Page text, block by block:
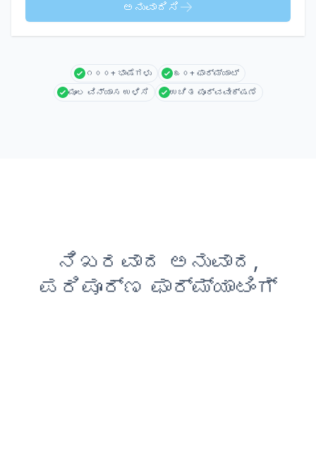
ಅನುವಾದಿಸಿ
೧೦೦+ ಭಾಷೆಗಳು
೩೦+ ಫಾರ್ಮ್ಯಾಟ್
ಮೂಲ ವಿನ್ಯಾಸ ಉಳಿಸಿ
ಉಚಿತ ಪೂರ್ವವೀಕ್ಷಣೆ
ನಿಖರವಾದ ಅನುವಾದ,
ಪರಿಪೂರ್ಣ ಫಾರ್ಮ್ಯಾಟಿಂಗ್